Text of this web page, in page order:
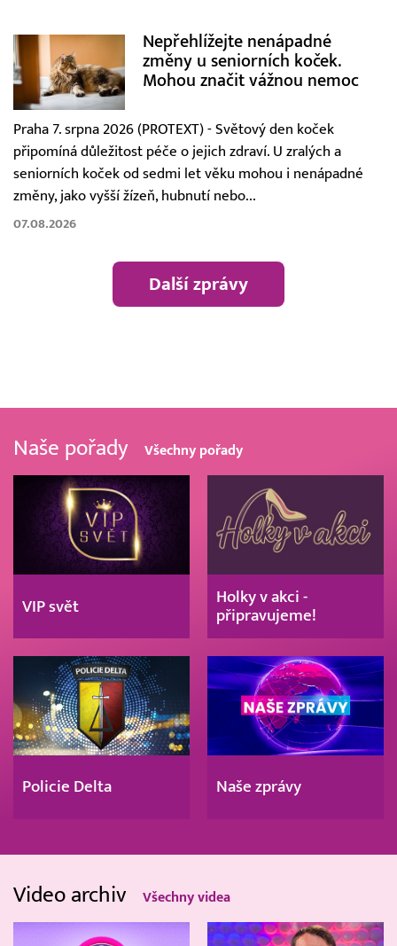
Nepřehlížejte nenápadné
změny u seniorních koček.
Mohou značit vážnou nemoc
Praha 7. srpna 2026 (PROTEXT) - Světový den koček
připomíná důležitost péče o jejich zdraví. U zralých a
seniorních koček od sedmi let věku mohou i nenápadné
změny, jako vyšší žízeň, hubnutí nebo...
07.08.2026
Další zprávy
Naše pořady Všechny pořady
VIP svět
Holky v akci -
připravujeme!
Policie Delta Naše zprávy
Video archiv Všechny videa